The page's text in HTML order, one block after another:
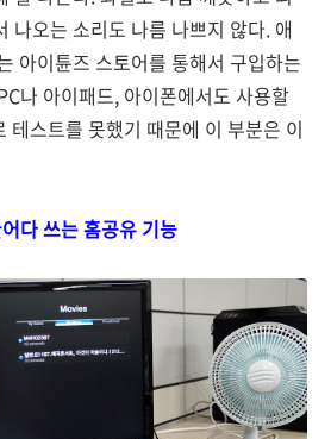
나오는 소리도 나름 나쁘지 않다. 애
아이튠즈 스토어를 통해서 구입하는
나 아이패드, 아이폰에서도 사용할
테스트를 못했기 때문에 이 부분은 이
다 쓰는 홈공유 기능